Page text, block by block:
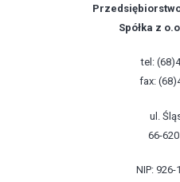
Spółka z
tel:
fax:
ul.
66-
NIP: 926-